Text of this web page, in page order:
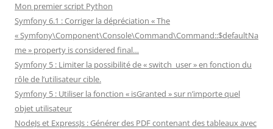
Mon premier script Python
Symfony 6.1 : Corriger la dépréciation « The
« Symfony\Component\Console\Command\Command::$defaultNa
me » property is considered final…
Symfony 5 : Limiter la possibilité de « switch_user » en fonction du
rôle de l’utilisateur cible.
Symfony 5 : Utiliser la fonction « isGranted » sur n’importe quel
objet utilisateur
NodeJs et ExpressJs : Générer des PDF contenant des tableaux avec